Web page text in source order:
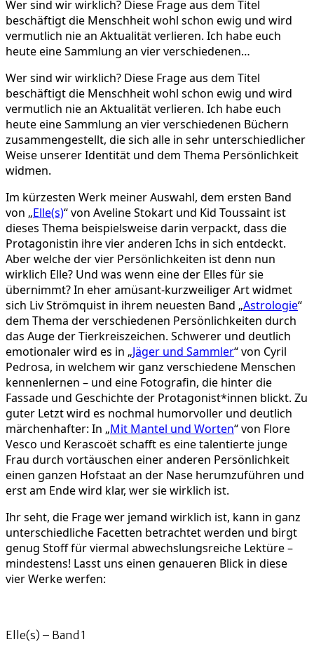
Bücher
rund
um
Identität
–
Wer
sind
wir
wirklich?
Wer sind wir wirklich? Diese Frage aus dem Titel
beschäftigt die Menschheit wohl schon ewig und wird
vermutlich nie an Aktualität verlieren. Ich habe euch
heute eine Sammlung an vier verschiedenen…
Wer sind wir wirklich? Diese Frage aus dem Titel
beschäftigt die Menschheit wohl schon ewig und wird
vermutlich nie an Aktualität verlieren. Ich habe euch
heute eine Sammlung an vier verschiedenen Büchern
zusammengestellt, die sich alle in sehr unterschiedlicher
Weise unserer Identität und dem Thema Persönlichkeit
widmen.
Im kürzesten Werk meiner Auswahl, dem ersten Band
von „Elle(s)“ von Aveline Stokart und Kid Toussaint ist
dieses Thema beispielsweise darin verpackt, dass die
Protagonistin ihre vier anderen Ichs in sich entdeckt.
Aber welche der vier Persönlichkeiten ist denn nun
wirklich Elle? Und was wenn eine der Elles für sie
übernimmt? In eher amüsant-kurzweiliger Art widmet
sich Liv Strömquist in ihrem neuesten Band „Astrologie“
dem Thema der verschiedenen Persönlichkeiten durch
das Auge der Tierkreiszeichen. Schwerer und deutlich
emotionaler wird es in „Jäger und Sammler“ von Cyril
Pedrosa, in welchem wir ganz verschiedene Menschen
kennenlernen – und eine Fotografin, die hinter die
Fassade und Geschichte der Protagonist*innen blickt. Zu
guter Letzt wird es nochmal humorvoller und deutlich
märchenhafter: In „Mit Mantel und Worten“ von Flore
Vesco und Kerascoët schafft es eine talentierte junge
Frau durch vortäuschen einer anderen Persönlichkeit
einen ganzen Hofstaat an der Nase herumzuführen und
erst am Ende wird klar, wer sie wirklich ist.
Ihr seht, die Frage wer jemand wirklich ist, kann in ganz
unterschiedliche Facetten betrachtet werden und birgt
genug Stoff für viermal abwechslungsreiche Lektüre –
mindestens! Lasst uns einen genaueren Blick in diese
vier Werke werfen:
Elle(s) – Band 1